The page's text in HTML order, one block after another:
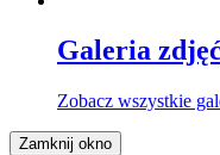
Galeria zdjęć
Zobacz wszystkie
Zamknij okno